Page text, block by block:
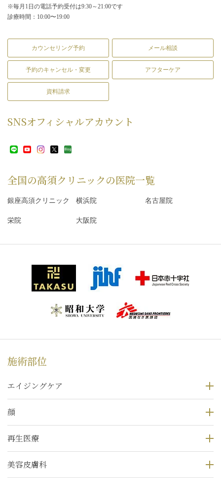
※毎月1日の電話予約受付は9:30～21:00です
診療時間：10:00〜19:00
カウンセリング予約 メール相談
予約のキャンセル・変更 アフターケア
資料請求
SNSオフィシャルアカウント
全国の高須クリニックの医院一覧
銀座高須クリニック 横浜院 名古屋院
栄院 大阪院
施術部位
エイジングケア
顔
再生医療
美容皮膚科